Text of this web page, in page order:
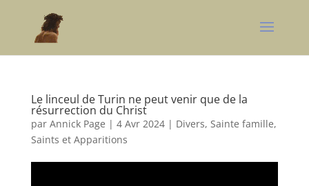
Le linceul de Turin ne peut venir que de la
résurrection du Christ
par Annick Page | 4 Avr 2024| Divers, Sainte famille,
Saints et Apparitions